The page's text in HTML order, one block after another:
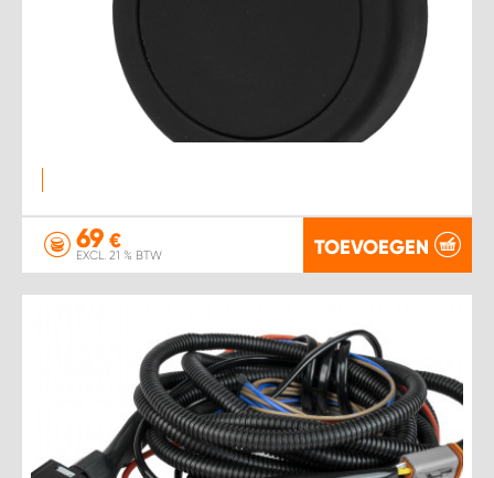
69 €
EXCL. 21 % BTW TOEVOEGEN